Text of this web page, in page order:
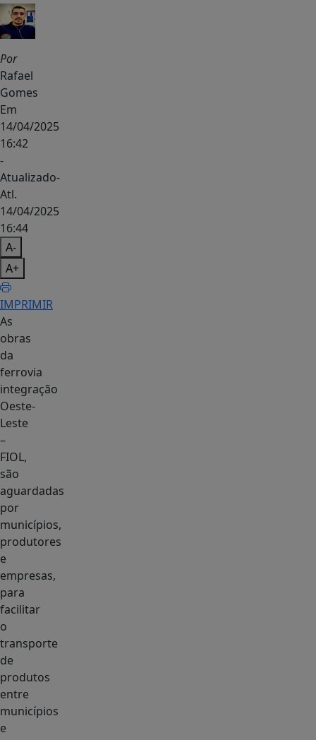
Por
Rafael
Gomes
Em
14/04/2025
16:42
-
Atualizado-
Atl.
14/04/2025
16:44
A-
A+
IMPRIMIR
As
obras
da
ferrovia
integração
Oeste-
Leste
–
FIOL,
são
aguardadas
por
municípios,
produtores
e
empresas,
para
facilitar
o
transporte
de
produtos
entre
municípios
e